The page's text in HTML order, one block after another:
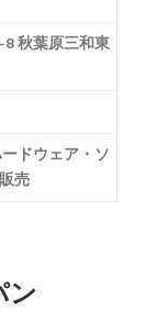
秋葉原三和東
ドウェア・ソ
売
ン